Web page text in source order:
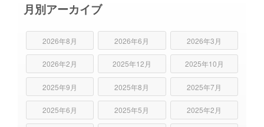
月別アーカイブ
2026年8月 2026年6月 2026年3月
2026年2月 2025年12月 2025年10月
2025年9月 2025年8月 2025年7月
2025年6月 2025年5月 2025年2月